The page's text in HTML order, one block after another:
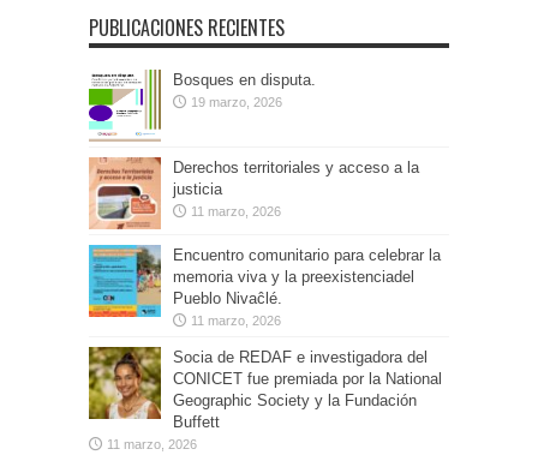
PUBLICACIONES RECIENTES
Bosques en disputa.
19 marzo, 2026
Derechos territoriales y acceso a la
justicia
11 marzo, 2026
Encuentro comunitario para celebrar la
memoria viva y la preexistenciadel
Pueblo Nivaĉlé.
11 marzo, 2026
Socia de REDAF e investigadora del
CONICET fue premiada por la National
Geographic Society y la Fundación
Buffett
11 marzo, 2026